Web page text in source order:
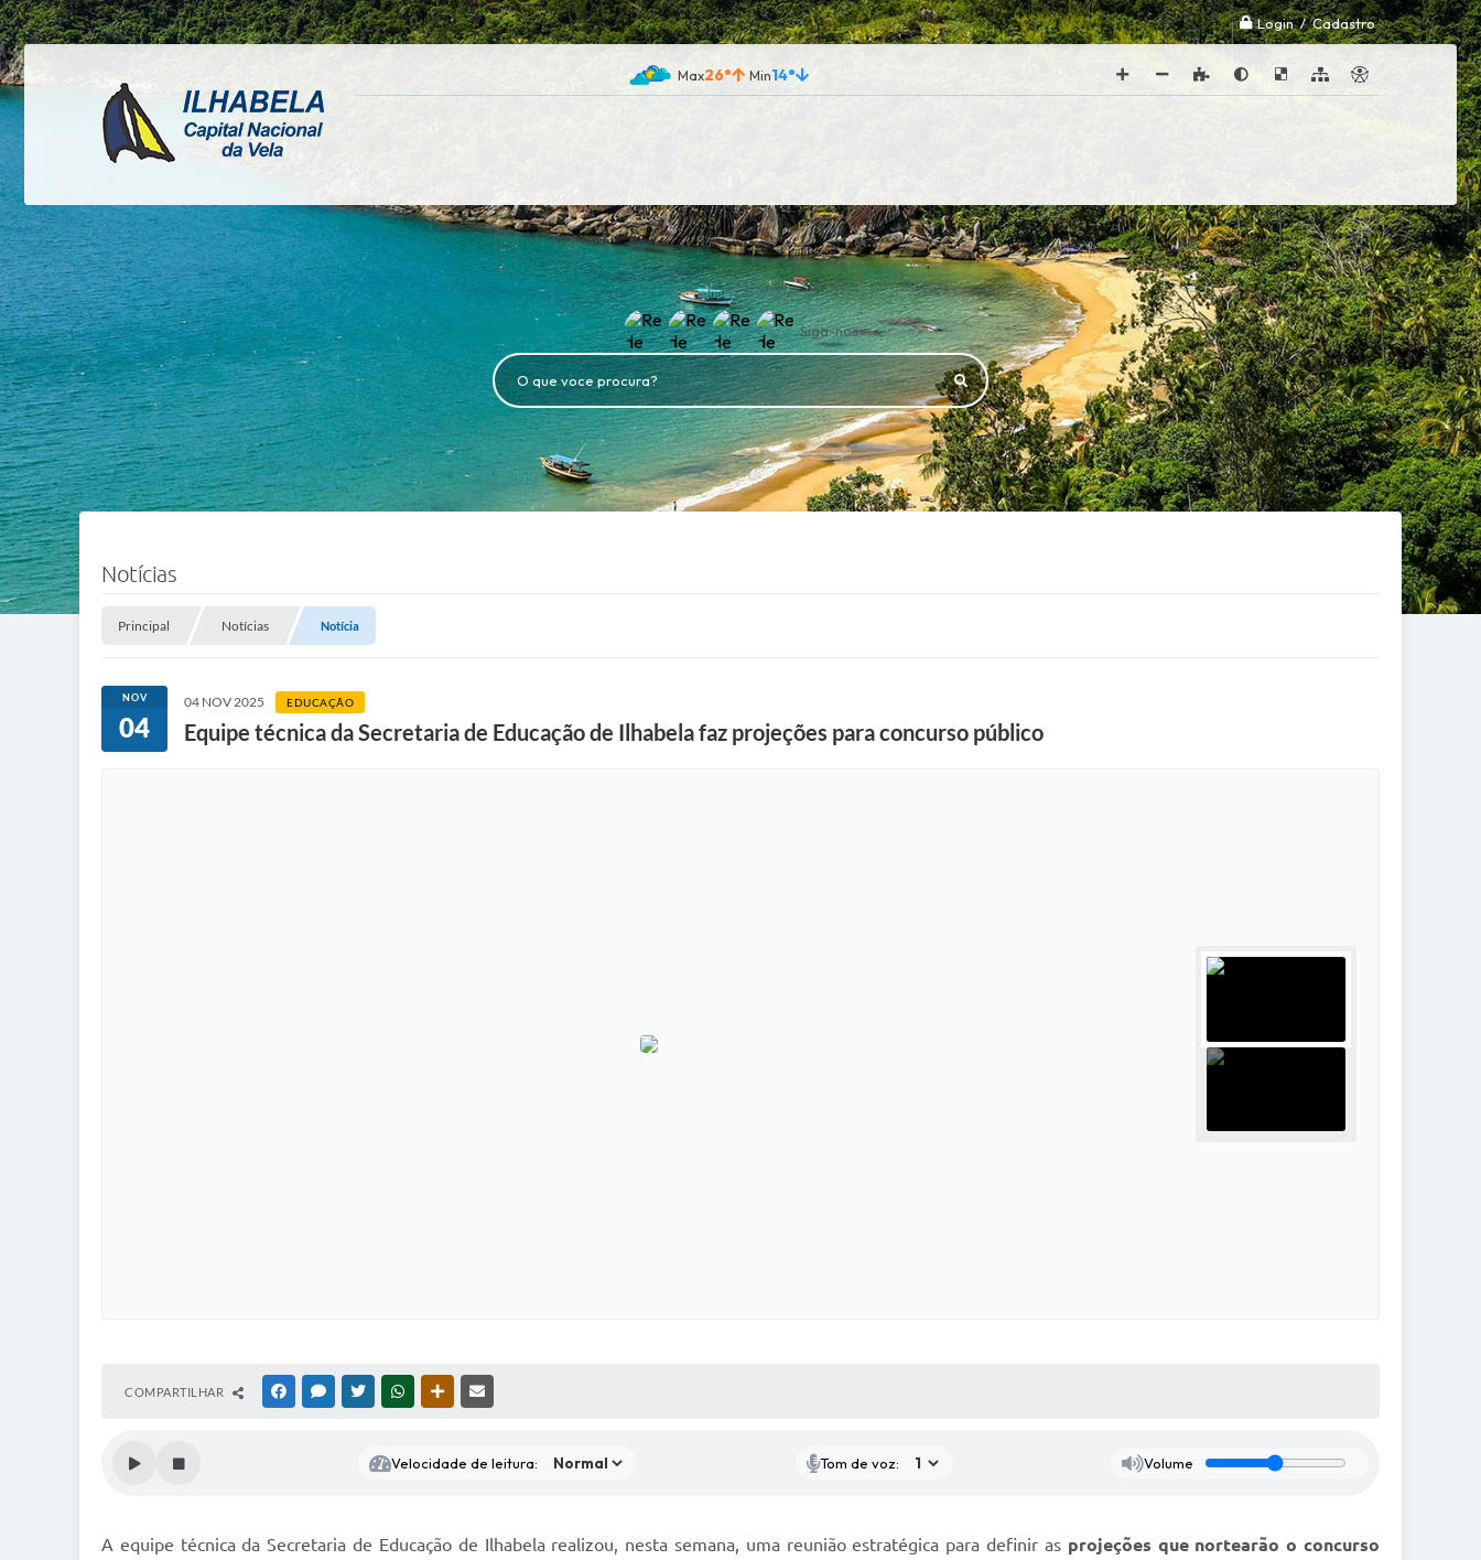
Login / Cadastro
26° 14°
Siga-nos
O que voce procura?
Notícias
Principal Notícias Notícia
NOV
04
04 NOV 2025 EDUCAÇÃO
Equipe técnica da Secretaria de Educação de Ilhabela faz projeções para concurso público
COMPARTILHAR FACEBOOKMESSENGER
TWITTERWHATSAPPOUTRAS MÍDIAS
Velocidade de leitura: Tom de voz: Volume
A equipe técnica da Secretaria de Educação de Ilhabela realizou, nesta semana, uma reunião estratégica para definir as projeções que nortearão o concurso